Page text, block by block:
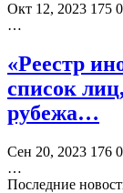
Окт 12, 2023 175 0
…
«Реестр
список
рубежа…
Сен 20, 2023 176 0
…
Последние